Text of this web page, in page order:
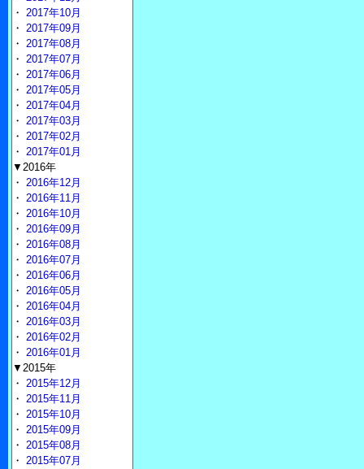
・ 2017年10月
・ 2017年09月
・ 2017年08月
・ 2017年07月
・ 2017年06月
・ 2017年05月
・ 2017年04月
・ 2017年03月
・ 2017年02月
・ 2017年01月
▼2016年
・ 2016年12月
・ 2016年11月
・ 2016年10月
・ 2016年09月
・ 2016年08月
・ 2016年07月
・ 2016年06月
・ 2016年05月
・ 2016年04月
・ 2016年03月
・ 2016年02月
・ 2016年01月
▼2015年
・ 2015年12月
・ 2015年11月
・ 2015年10月
・ 2015年09月
・ 2015年08月
・ 2015年07月